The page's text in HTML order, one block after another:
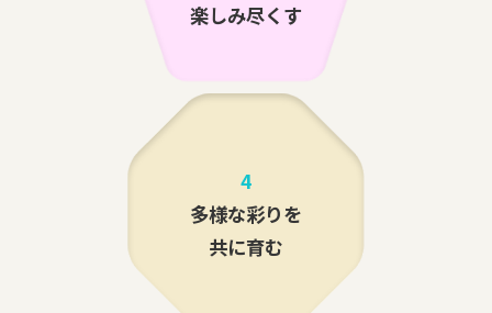
楽しみ尽くす
4
多様な彩りを
共に育む